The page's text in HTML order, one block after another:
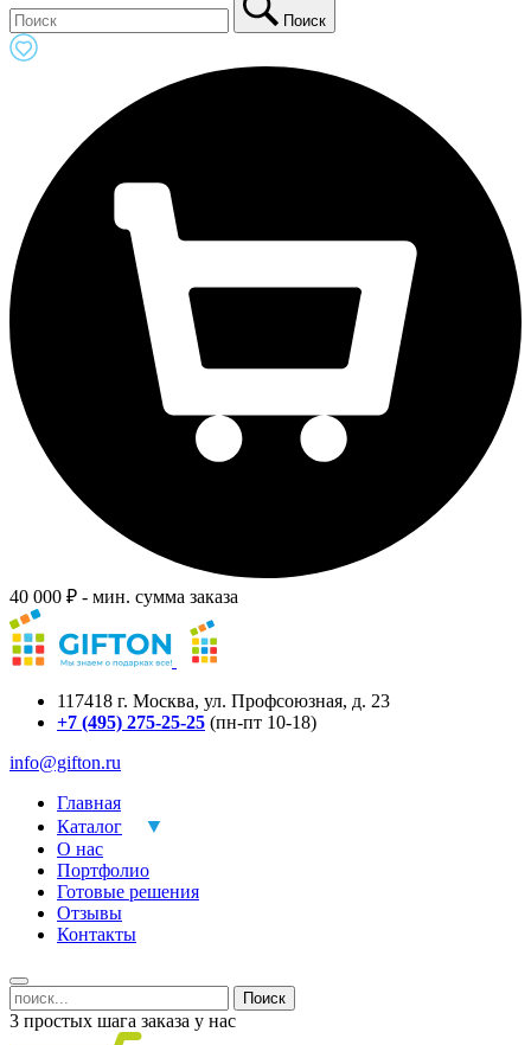
Поиск
40 000 ₽ - мин. сумма заказа
117418 г. Москва, ул. Профсоюзная, д. 23
+7 (495) 275-25-25 (пн-пт 10-18)
info@gifton.ru
Главная
Каталог
О нас
Портфолио
Готовые решения
Отзывы
Контакты
Поиск
3 простых шага заказа у нас